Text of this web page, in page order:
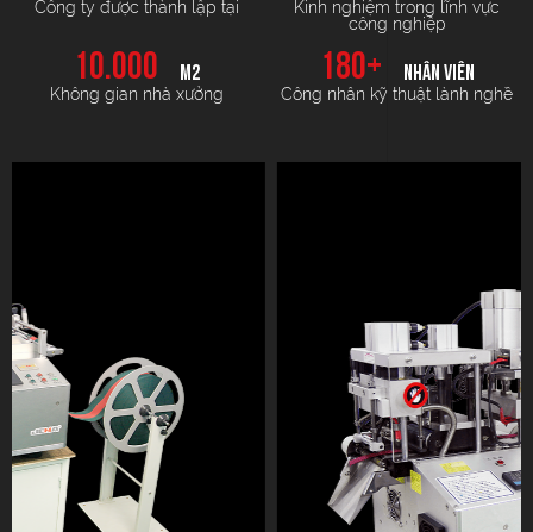
Công ty được thành lập tại
Kinh nghiệm trong lĩnh vực
công nghiệp
10.000 M2
Không gian nhà xưởng
180+ NHÂN VIÊN
Công nhân kỹ thuật lành nghề